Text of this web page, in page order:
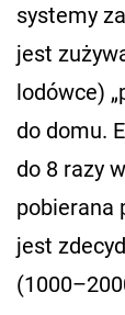
systemy
jest
lodówce)
do domu.
do 8 razy
pobierana
jest